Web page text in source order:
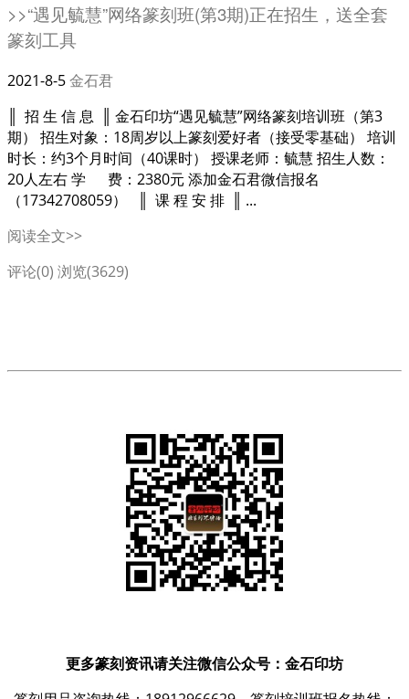
>>“遇见毓慧”网络篆刻班(第3期)正在招生，送全套
篆刻工具
2021-8-5金石君
║ 招 生 信 息 ║ 金石印坊“遇见毓慧”网络篆刻培训班（第3
期） 招生对象：18周岁以上篆刻爱好者（接受零基础） 培训
时长：约3个月时间（40课时） 授课老师：毓慧 招生人数：
20人左右 学 费：2380元 添加金石君微信报名
（17342708059） ║ 课 程 安 排 ║ ...
阅读全文>>
评论(0) 浏览(3629)
更多篆刻资讯请关注微信公众号：金石印坊